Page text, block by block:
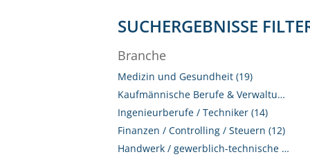
SUCHERGEBNISSE
Branche
Medizin und Gesundheit (19)
Kaufmännische Berufe & Verwaltung (15)
Ingenieurberufe / Techniker (14)
Finanzen / Controlling / Steuern (12)
Handwerk / gewerblich-technische Berufe (9)